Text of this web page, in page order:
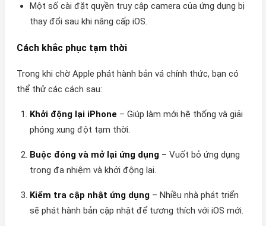
Một số cài đặt quyền truy cập camera của ứng dụng bị
thay đổi sau khi nâng cấp iOS.
Cách khắc phục tạm thời
Trong khi chờ Apple phát hành bản vá chính thức, bạn có
thể thử các cách sau:
Khởi động lại iPhone – Giúp làm mới hệ thống và giải
phóng xung đột tạm thời.
Buộc đóng và mở lại ứng dụng– Vuốt bỏ ứng dụng
trong đa nhiệm và khởi động lại.
Kiểm tra cập nhật ứng dụng– Nhiều nhà phát triển
sẽ phát hành bản cập nhật để tương thích với iOS mới.